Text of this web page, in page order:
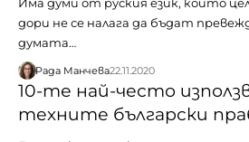
дори не се налага да бъдат
думата…
Рада Манчева22.11.2020
10-те най-често
техните български